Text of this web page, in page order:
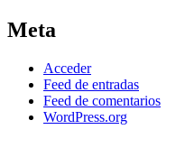
Meta
Acceder
Feed de entradas
Feed de comentarios
WordPress.org